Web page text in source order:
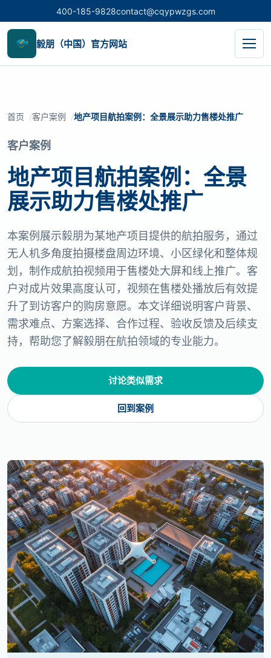
400-185-9828contact@cqypwzgs.com
毅朋（中国）官方网站
首页 客户案例 地产项目航拍案例：全景展示助力售楼处推广
客户案例
地产项目航拍案例：全景
展示助力售楼处推广
本案例展示毅朋为某地产项目提供的航拍服务，通过
无人机多角度拍摄楼盘周边环境、小区绿化和整体规
划，制作成航拍视频用于售楼处大屏和线上推广。客
户对成片效果高度认可，视频在售楼处播放后有效提
升了到访客户的购房意愿。本文详细说明客户背景、
需求难点、方案选择、合作过程、验收反馈及后续支
持，帮助您了解毅朋在航拍领域的专业能力。
讨论类似需求
回到案例